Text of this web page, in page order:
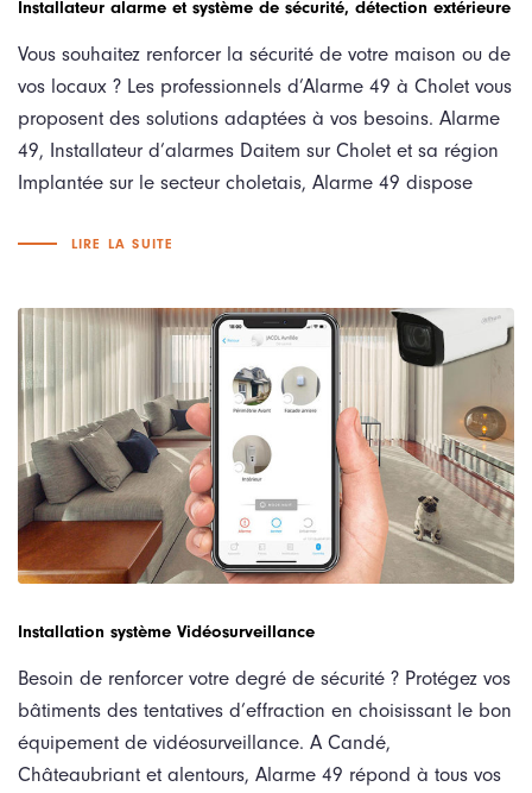
Installateur alarme et système de sécurité, détection extérieure
Vous souhaitez renforcer la sécurité de votre maison ou de
vos locaux ? Les professionnels d’Alarme 49 à Cholet vous
proposent des solutions adaptées à vos besoins. Alarme
49, Installateur d’alarmes Daitem sur Cholet et sa région
Implantée sur le secteur choletais, Alarme 49 dispose
LIRE LA SUITE
Installation système Vidéosurveillance
Besoin de renforcer votre degré de sécurité ? Protégez vos
bâtiments des tentatives d’effraction en choisissant le bon
équipement de vidéosurveillance. A Candé,
Châteaubriant et alentours, Alarme 49 répond à tous vos